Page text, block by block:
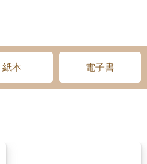
紙本 電子書